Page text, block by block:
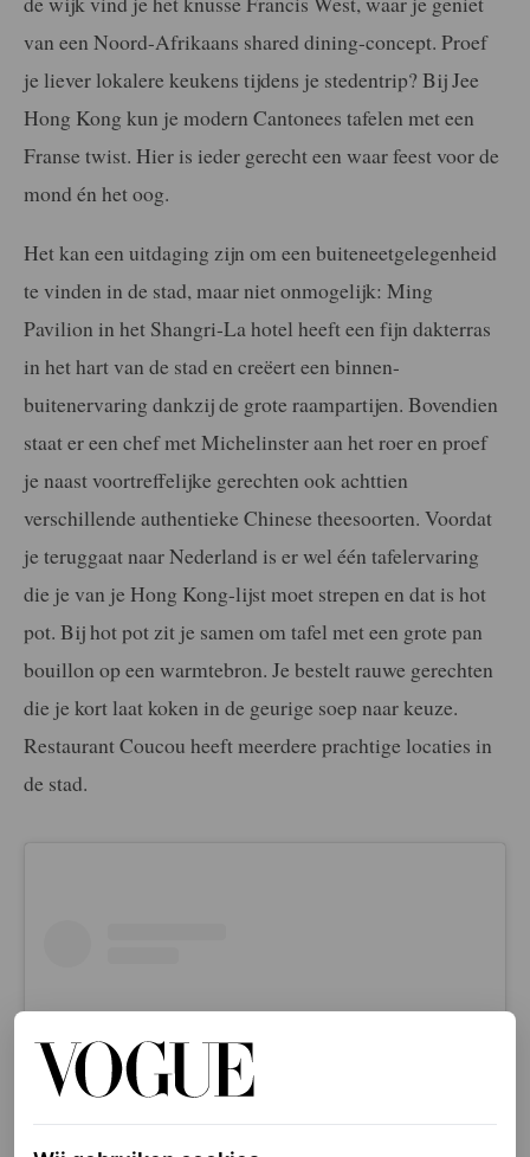
van een Noord-Afrikaans shared dining-concept. Proef
je liever lokalere keukens tijdens je stedentrip? Bij Jee
Hong Kong kun je modern Cantonees tafelen met een
Franse twist. Hier is ieder gerecht een waar feest voor de
mond én het oog.
Het kan een uitdaging zijn om een buiteneetgelegenheid
te vinden in de stad, maar niet onmogelijk: Ming
Pavilion in het Shangri-La hotel heeft een fijn dakterras
in het hart van de stad en creëert een binnen-
buitenervaring dankzij de grote raampartijen. Bovendien
staat er een chef met Michelinster aan het roer en proef
je naast voortreffelijke gerechten ook achttien
verschillende authentieke Chinese theesoorten. Voordat
je teruggaat naar Nederland is er wel één tafelervaring
die je van je Hong Kong-lijst moet strepen en dat is hot
pot. Bij hot pot zit je samen om tafel met een grote pan
bouillon op een warmtebron. Je bestelt rauwe gerechten
die je kort laat koken in de geurige soep naar keuze.
Restaurant Coucou heeft meerdere prachtige locaties in
de stad.